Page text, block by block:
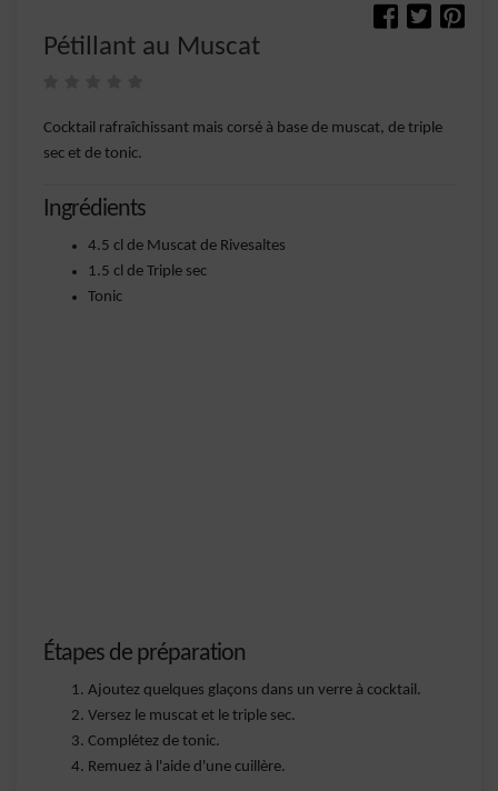
Pétillant au Muscat
Cocktail rafraîchissant mais corsé à base de muscat, de triple
sec et de tonic.
Ingrédients
4.5 cl de Muscat de Rivesaltes
1.5 cl de Triple sec
Tonic
Étapes de préparation
Ajoutez quelques glaçons dans un verre à cocktail.
Versez le muscat et le triple sec.
Complétez de tonic.
Remuez à l'aide d'une cuillère.